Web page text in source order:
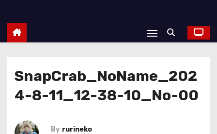
SnapCrab_NoName_202
4-8-11_12-38-10_No-00
By rurineko